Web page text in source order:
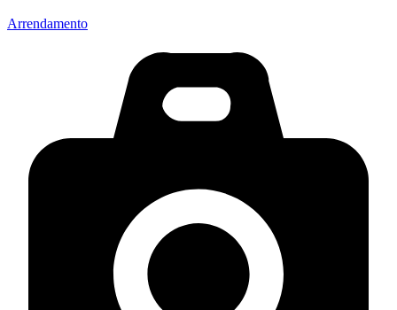
Arrendamento